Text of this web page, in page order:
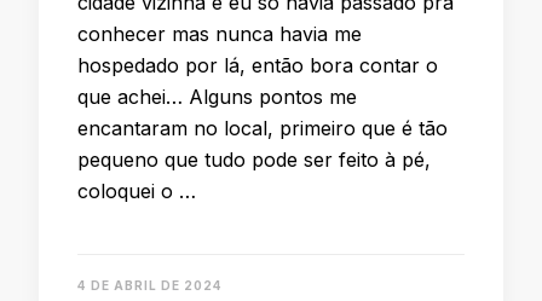
conhecer mas nunca havia me
hospedado por lá, então bora contar o
que achei… Alguns pontos me
encantaram no local, primeiro que é tão
pequeno que tudo pode ser feito à pé,
coloquei o …
4 DE ABRIL DE 2024